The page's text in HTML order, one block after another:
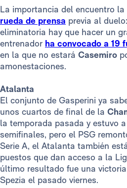
La importancia del encuentro la
rueda de prensa previa al
eliminatoria hay que hacer un
entrenador ha convocado a 19
en la que no estará Casemiro
amonestaciones.
Atalanta
El conjunto de Gasperini ya
unos cuartos de final de la
la temporada pasada y estuvo
semifinales, pero el PSG
Serie A, el Atalanta también
puestos que dan acceso a la
último resultado fue una
Spezia el pasado viernes.